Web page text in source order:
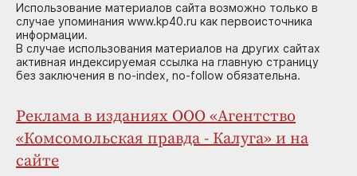
Использование материалов сайта возможно только в
случае упоминания www.kp40.ru как первоисточника
информации.
В случае использования материалов на других сайтах
активная индексируемая ссылка на главную страницу
без заключения в no-index, no-follow обязательна.
Реклама в изданиях ООО «Агентство
«Комсомольская правда - Калуга» и на
сайте